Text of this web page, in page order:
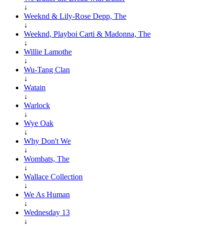
↓
Weeknd & Lily-Rose Depp, The
↓
Weeknd, Playboi Carti & Madonna, The
↓
Willie Lamothe
↓
Wu-Tang Clan
↓
Watain
↓
Warlock
↓
Wye Oak
↓
Why Don't We
↓
Wombats, The
↓
Wallace Collection
↓
We As Human
↓
Wednesday 13
↓